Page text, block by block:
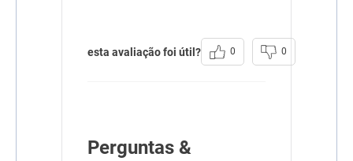
esta avaliação foi útil? 0 0
Perguntas &